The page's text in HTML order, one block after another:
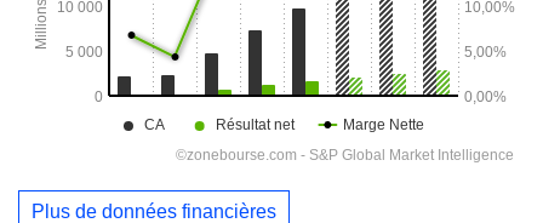
Plus de données financières